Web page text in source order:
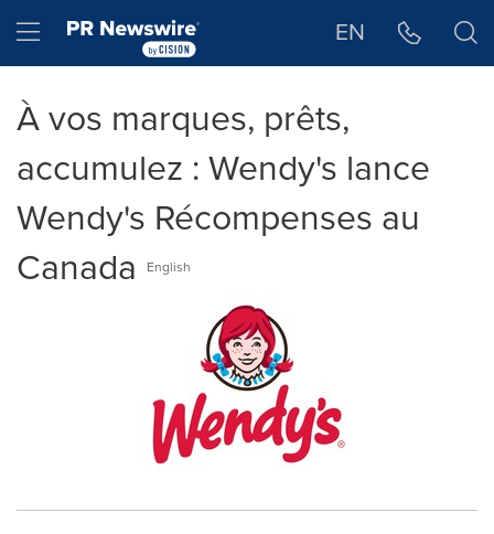
Hamburger menu EN
À vos marques, prêts,
accumulez : Wendy's lance
Wendy's Récompenses au
Canada
English